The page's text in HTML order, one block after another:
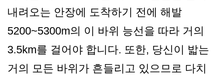
내려오는 안장에 도착하기 전에 해발
5200~5300m의 이 바위 능선을 따라 거의
3.5km를 걸어야 합니다. 또한, 당신이 밟는
거의 모든 바위가 흔들리고 있으므로 다치